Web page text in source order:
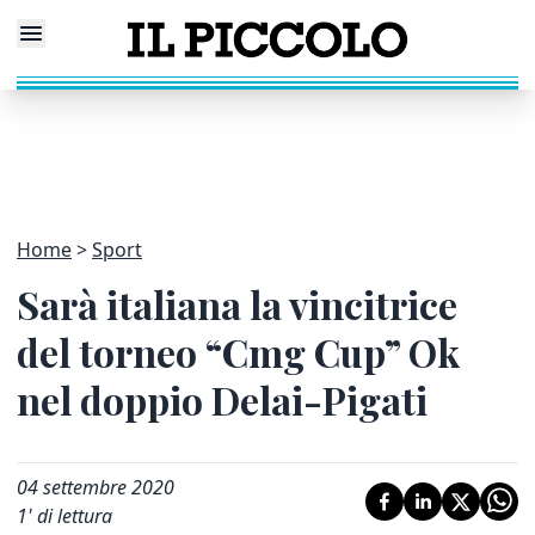
Home Sport
Sarà italiana la vincitrice
del torneo “Cmg Cup” Ok
nel doppio Delai-Pigati
04 settembre 2020
1' di lettura